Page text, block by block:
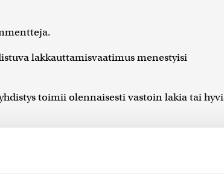
lakkauttamisvaatimus menestyisi
toimii olennaisesti vastoin lakia tai